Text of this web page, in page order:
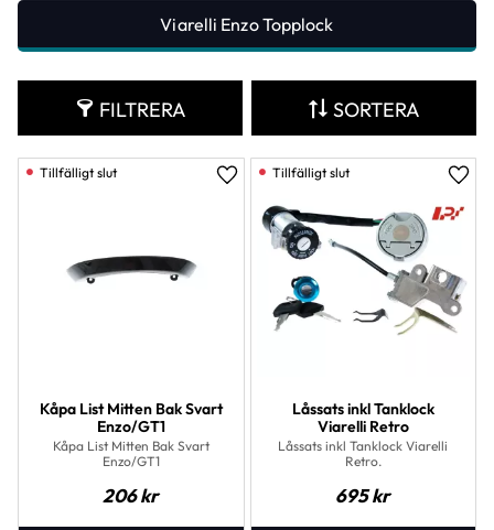
Viarelli Enzo Topplock
FILTRERA SORTERA
Kåpa List Mitten Bak Svart
Enzo/GT1
Kåpa List Mitten Bak Svart
Enzo/GT1
206kr
Lägg till i favoriter
Låssats inkl Tanklock
Viarelli Retro
Låssats inkl Tanklock Viarelli
Retro.
695kr